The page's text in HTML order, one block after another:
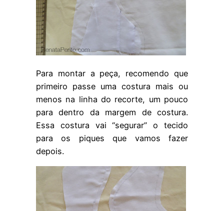
Para montar a peça, recomendo que
primeiro passe uma costura mais ou
menos na linha do recorte, um pouco
para dentro da margem de costura.
Essa costura vai “segurar” o tecido
para os piques que vamos fazer
depois.